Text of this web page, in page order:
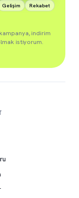
Gelişim
Rekabet
indirim
istiyorum.